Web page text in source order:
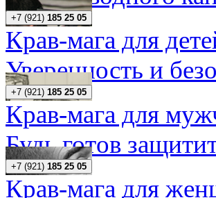
+7 (921) 185 25 05
Крав-мага для
Уверенность и
+7 (921) 185 25 05
Крав-мага для
Будь готов
+7 (921) 185 25 05
Крав-мага для